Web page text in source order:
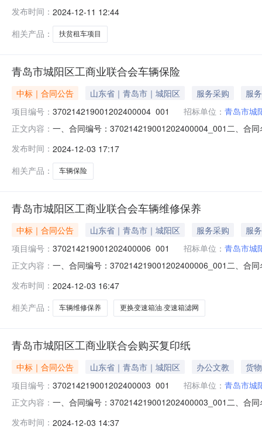
报价信息：序号车牌号租车起止时间费用小计（元）1
发布时间： 2024-12-11 12:44
相关产品：
扶贫租车项目
青岛市城阳区工商业联合会车辆保险
中标｜合同公告 山东省｜青岛市｜城阳区 服务采购
服务
项目编号： 370214219001202400004_001 招标单位： 青岛市城
正文内容： 一、合同编号：370214219001202400004_001二、合
方）：中国太平洋财产保险股份有限公司青岛分公司地
发布时间： 2024-12-03 17:17
相关产品：
车辆保险
青岛市城阳区工商业联合会车辆维修保养
中标｜合同公告 山东省｜青岛市｜城阳区 服务采购
服务
项目编号： 370214219001202400006_001 招标单位： 青岛市城
正文内容： 一、合同编号：370214219001202400006_001二、合
（乙方）：青岛隆源兴达汽车维修服务有限公司地址：
发布时间： 2024-12-03 16:47
相关产品：
车辆维修保养 更换变速箱油.变速箱滤网
青岛市城阳区工商业联合会购买复印纸
中标｜合同公告 山东省｜青岛市｜城阳区 办公文教
货物
项目编号： 370214219001202400003_001 招标单位： 青岛市城
正文内容： 一、合同编号：370214219001202400003_001二、合
方）：青岛市城阳区承志电脑办公中心地址：城阳区中
发布时间： 2024-12-03 14:37